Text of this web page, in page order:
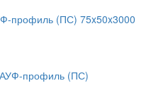
профиль (ПС) 75x50x3000